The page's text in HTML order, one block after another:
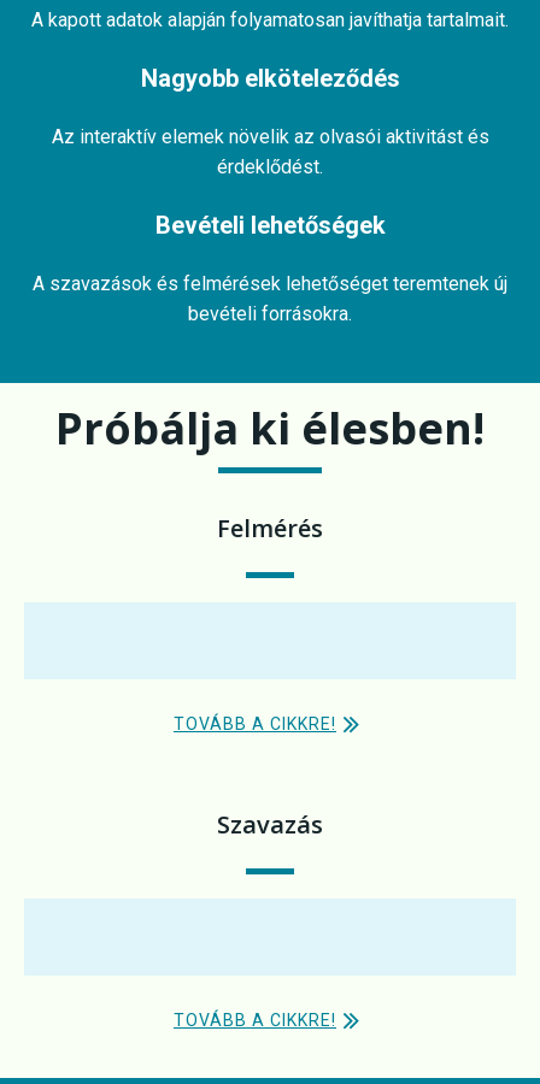
A kapott adatok alapján folyamatosan javíthatja tartalmait.
Nagyobb elköteleződés
Az interaktív elemek növelik az olvasói aktivitást és
érdeklődést.
Bevételi lehetőségek
A szavazások és felmérések lehetőséget teremtenek új
bevételi forrásokra.
Próbálja ki élesben!
Felmérés
TOVÁBB A CIKKRE!
Szavazás
TOVÁBB A CIKKRE!